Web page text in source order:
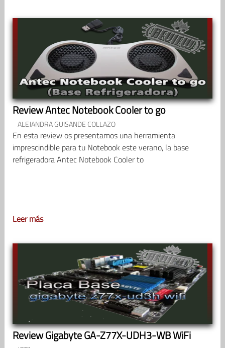
Review Antec Notebook Cooler to go
ALEJANDRA GUISANDE COLLAZO
En esta review os presentamos una herramienta
imprescindible para tu Notebook este verano, la base
refrigeradora Antec Notebook Cooler to
Leer más
Review Gigabyte GA-Z77X-UDH3-WB WiFi